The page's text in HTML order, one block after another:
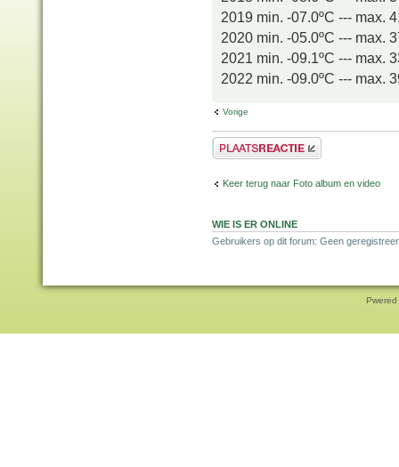
2019 min. -07.0ºC --- max.
2020 min. -05.0ºC --- max.
2021 min. -09.1ºC --- max.
2022 min. -09.0ºC --- max.
Vorige
Plaats een reactie
Keer terug naar Foto album en video
WIE IS ER ONLINE
Gebruikers op dit forum: Geen